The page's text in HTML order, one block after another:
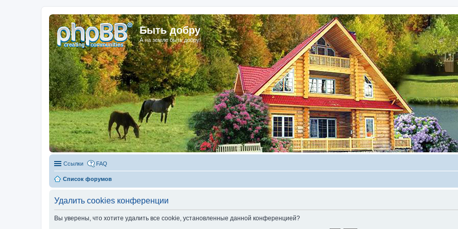
Быть добру
А на земле быть добру!
Ссылки FAQ
Список форумов
Удалить cookies конференции
Вы уверены, что хотите удалить все cookie, установленные данной конференцией?